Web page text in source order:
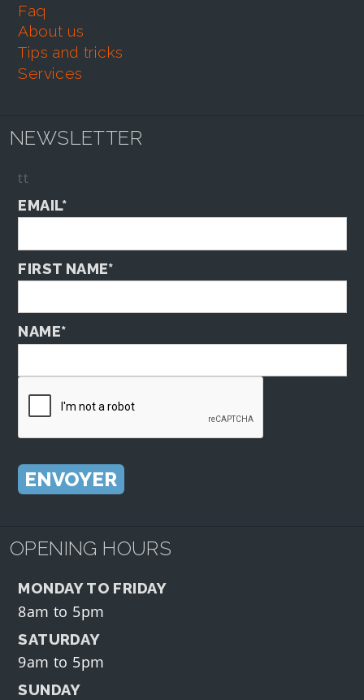
faq
about us
tips and tricks
services
NEWSLETTER
tt
EMAIL*
FIRST NAME*
NAME*
OPENING HOURS
MONDAY TO FRIDAY
8am to 5pm
SATURDAY
9am to 5pm
SUNDAY